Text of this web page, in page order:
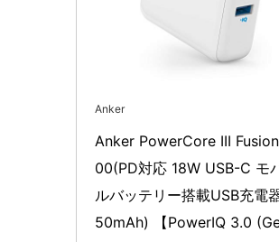
Anker
Anker PowerCore III
00(PD対応 18W USB-C モ
ルバッテリー搭載USB充電
50mAh) 【PowerIQ 3.0